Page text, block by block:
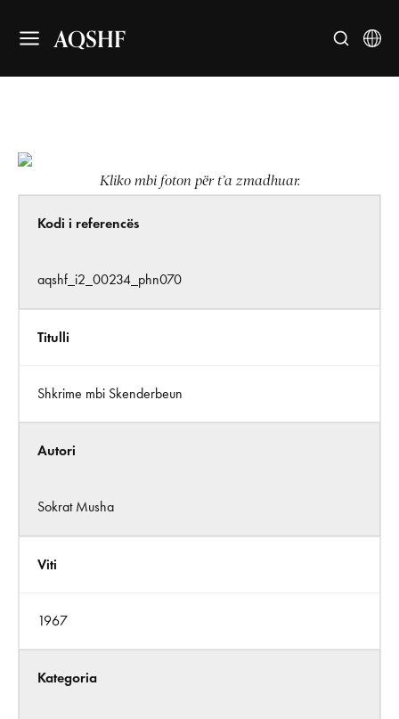
AQSHF
Kliko mbi foton për t’a zmadhuar.
Kodi i referencës
aqshf_i2_00234_phn070
Titulli
Shkrime mbi Skenderbeun
Autori
Sokrat Musha
Viti
1967
Kategoria